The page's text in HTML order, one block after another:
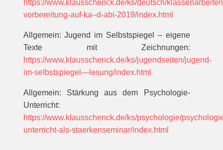
https://www.klausschenck.de/ks/deutsch/
vorbereitung-auf-ka–d-abi-2019/index.html
Allgemein: Jugend im Selbstspiegel – eigene
Texte mit Zeichnungen:
https://www.klausschenck.de/ks/jugendseiten/jugend-
im-selbstspiegel—lesung/index.html
Allgemein: Stärkung aus dem Psychologie-
Unterricht:
https://www.klausschenck.de/ks/psychologie/
unterricht-als-staerkenseminar/index.html